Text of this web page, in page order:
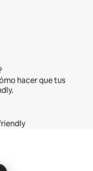
hacer que tus